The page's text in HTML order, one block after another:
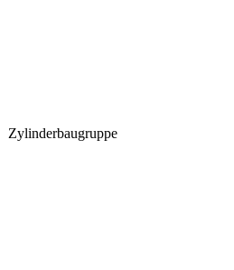
Zylinderbaugruppe